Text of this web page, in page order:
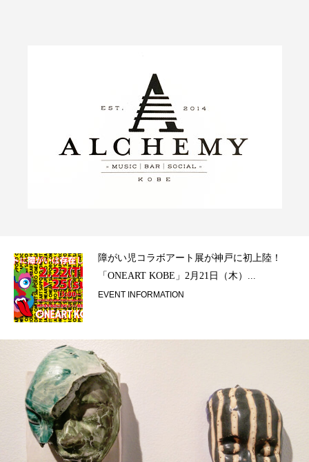
障がい児コラボアート展が神戸に初上陸！
「ONEART KOBE」2月21日（木）...
EVENT INFORMATION